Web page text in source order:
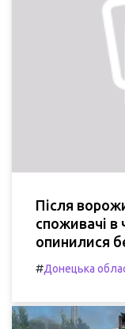
Після
споживачі в
опинилися
#Донецька